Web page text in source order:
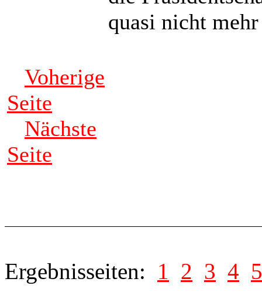
quasi nicht
Voherige
Seite
Nächste
Seite
Ergebnisseiten: 1 2 3 4 5